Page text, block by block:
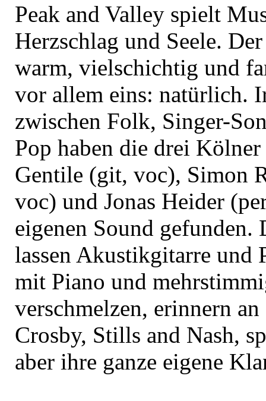
Peak and Valley spielt
Herzschlag und Seele.
warm, vielschichtig und
vor allem eins: natürlich.
zwischen Folk, Singer-
Pop haben die drei
Gentile (git, voc), Simon
voc) und Jonas Heider
eigenen Sound gefunden.
lassen Akustikgitarre und
mit Piano und
verschmelzen, erinnern
Crosby, Stills and Nash,
aber ihre ganze eigene